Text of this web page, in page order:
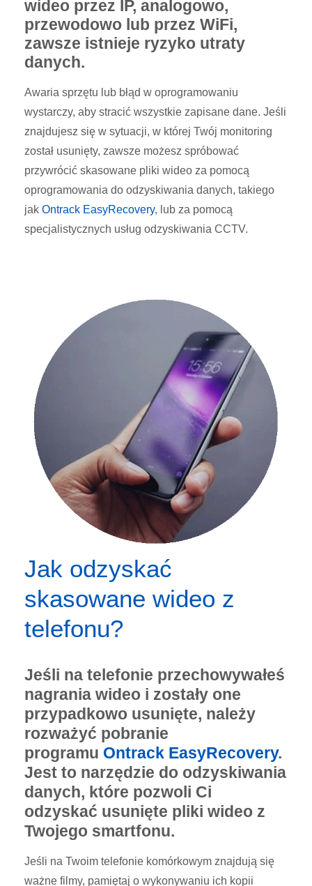
wideo przez IP, analogowo,
przewodowo lub przez WiFi,
zawsze istnieje ryzyko utraty
danych.
Awaria sprzętu lub błąd w oprogramowaniu
wystarczy, aby stracić wszystkie zapisane dane. Jeśli
znajdujesz się w sytuacji, w której Twój monitoring
został usunięty, zawsze możesz spróbować
przywrócić skasowane pliki wideo za pomocą
oprogramowania do odzyskiwania danych, takiego
jak Ontrack EasyRecovery, lub za pomocą
specjalistycznych usług odzyskiwania CCTV.
Jak odzyskać
skasowane wideo z
telefonu?
Jeśli na telefonie przechowywałeś
nagrania wideo i zostały one
przypadkowo usunięte, należy
rozważyć pobranie
programu Ontrack EasyRecovery.
Jest to narzędzie do odzyskiwania
danych, które pozwoli Ci
odzyskać usunięte pliki wideo z
Twojego smartfonu.
Jeśli na Twoim telefonie komórkowym znajdują się
ważne filmy, pamiętaj o wykonywaniu ich kopii